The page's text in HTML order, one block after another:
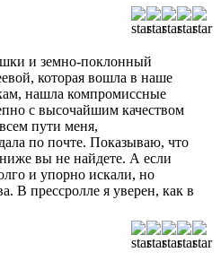
и земно-поклонный
которая вошла в наше
нашла компромиссные
с высочайшим качеством
пути меня,
по почте. Показываю, что
вы не найдете. А если
и упорно искали, но
В прессролле я уверен, как в